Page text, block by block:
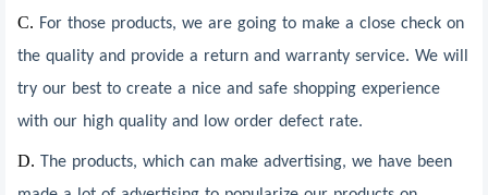
C. For those products, we are going to make a close check on
the quality and provide a return and warranty service. We will
try our best to create a nice and safe shopping experience
with our high quality and low order defect rate.
D.
The products, which can make advertising, we have been